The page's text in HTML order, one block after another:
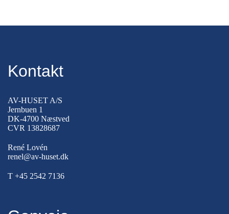
Kontakt
AV-HUSET A/S
Jernbuen 1
DK-4700 Næstved
CVR 13828687
René Lovén
renel@av-huset.dk
T +45 2542 7136